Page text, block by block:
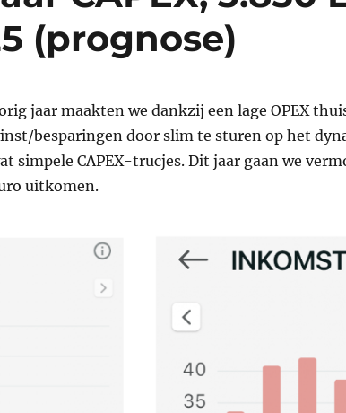
(prognose)
jaar maakten we dankzij een lage OPEX
besparingen door slim te sturen op het
simpele CAPEX-trucjes. Dit jaar gaan we
uitkomen.